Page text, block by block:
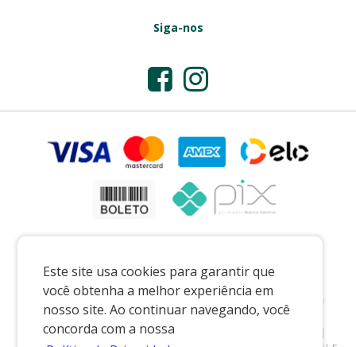
Este site usa cookies para garantir que
você obtenha a melhor experiência em
nosso site. Ao continuar navegando, você
concorda com a nossa
Siga-nos
Preços e condições exclusivos para o casadaporcelana.com.br e para o
televendas, podendo sofrer alterações sem prévia notiﬁcação.
CASA DA PORCELANA COMERCIO LTDA
|